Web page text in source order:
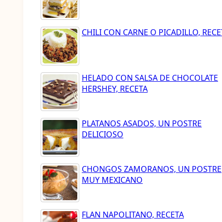
CHILI CON CARNE O PICADILLO,
HELADO CON SALSA DE CHOCOLATE
HERSHEY, RECETA
PLATANOS ASADOS, UN POSTRE
DELICIOSO
CHONGOS ZAMORANOS, UN POSTRE
MUY MEXICANO
FLAN NAPOLITANO, RECETA